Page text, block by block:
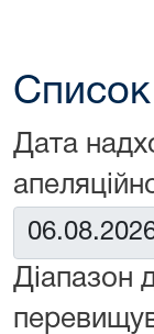
Список
Дата
Від:
Діапазон